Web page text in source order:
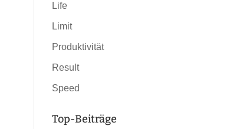
Life
Limit
Produktivität
Result
Speed
Top-Beiträge